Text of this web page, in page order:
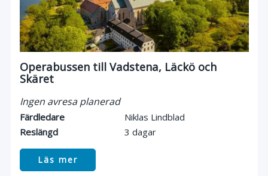
Operabussen till Vadstena, Läckö och
Skäret
Ingen avresa planerad
Färdledare
Niklas Lindblad
Reslängd
3 dagar
Läs mer